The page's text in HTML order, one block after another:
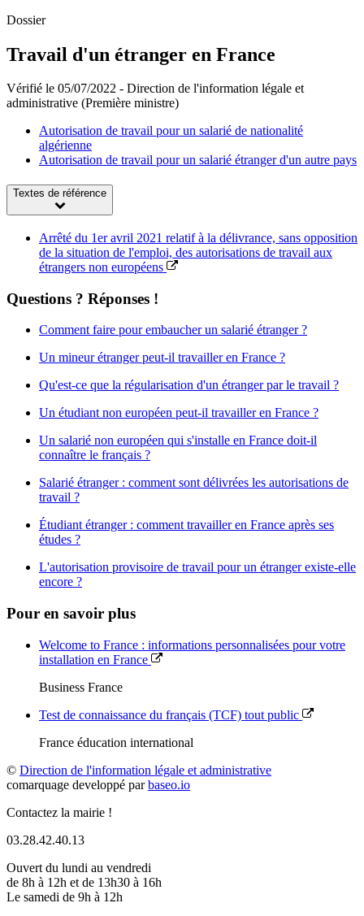
Dossier
Travail d'un étranger en France
Vérifié le 05/07/2022 - Direction de l'information légale et
administrative (Première ministre)
Autorisation de travail pour un salarié de nationalité
algérienne
Autorisation de travail pour un salarié étranger d'un autre pays
Textes de référence
Arrêté du 1er avril 2021 relatif à la délivrance, sans opposition
de la situation de l'emploi, des autorisations de travail aux
étrangers non européens
Questions ? Réponses !
Comment faire pour embaucher un salarié étranger ?
Un mineur étranger peut-il travailler en France ?
Qu'est-ce que la régularisation d'un étranger par le travail ?
Un étudiant non européen peut-il travailler en France ?
Un salarié non européen qui s'installe en France doit-il
connaître le français ?
Salarié étranger : comment sont délivrées les autorisations de
travail ?
Étudiant étranger : comment travailler en France après ses
études ?
L'autorisation provisoire de travail pour un étranger existe-elle
encore ?
Pour en savoir plus
Welcome to France : informations personnalisées pour votre
installation en France
Business France
Test de connaissance du français (TCF) tout public
France éducation international
© Direction de l'information légale et administrative
comarquage developpé parbaseo.io
Contactez la mairie !
03.28.42.40.13
Ouvert du lundi au vendredi
de 8h à 12h et de 13h30 à 16h
Le samedi de 9h à 12h